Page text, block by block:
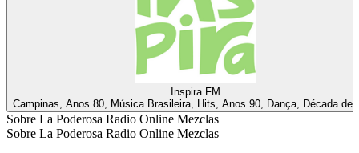
Inspira FM
Campinas, Anos 80, Música Brasileira, Hits, Anos 90, Dança, Década de
Sobre La Poderosa Radio Online Mezclas
Sobre La Poderosa Radio Online Mezclas